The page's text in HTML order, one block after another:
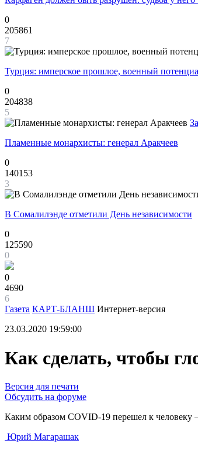
0
205861
7
Турция: имперское прошлое, военный
0
204838
5
Пламенные монархисты: генерал Аракчеев
0
140153
3
В Сомалилэнде отметили День независимости
0
125590
0
0
4690
6
Газета КАРТ-БЛАНШ Интернет-версия
23.03.2020 19:59:00
Как сделать, чтобы
Версия для печати
Обсудить на форуме
Каким образом COVID-19 перешел к человеку
Юрий Магарашак